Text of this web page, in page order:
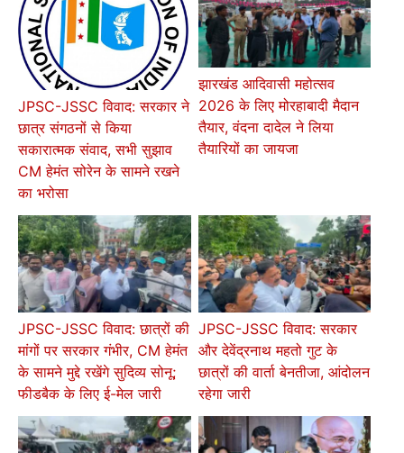
JPSC-JSSC विवाद: सरकार ने
छात्र संगठनों से किया
सकारात्मक संवाद, सभी सुझाव
CM हेमंत सोरेन के सामने रखने
का भरोसा
झारखंड आदिवासी महोत्सव
2026 के लिए मोरहाबादी मैदान
तैयार, वंदना दादेल ने लिया
तैयारियों का जायजा
JPSC-JSSC विवाद: छात्रों की
मांगों पर सरकार गंभीर, CM हेमंत
के सामने मुद्दे रखेंगे सुदिव्य सोनू;
फीडबैक के लिए ई-मेल जारी
JPSC-JSSC विवाद: सरकार
और देवेंद्रनाथ महतो गुट के
छात्रों की वार्ता बेनतीजा, आंदोलन
रहेगा जारी